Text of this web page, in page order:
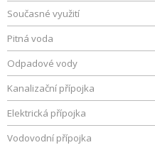
Současné využití
Pitná voda
Odpadové vody
Kanalizační přípojka
Elektrická přípojka
Vodovodní přípojka